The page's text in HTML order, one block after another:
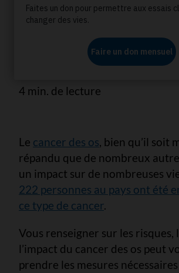
Vous renseigner sur les
peut vous aider à prendre
nécessaires pour gérer
4 min. de lecture
Le cancer des os, bien qu’il soit
répandu que de nombreux
un impact sur de nombreuses
222 personnes au pays ont été
ce type de cancer.
Vous renseigner sur les risques,
l’impact du cancer des os peut
prendre les mesures